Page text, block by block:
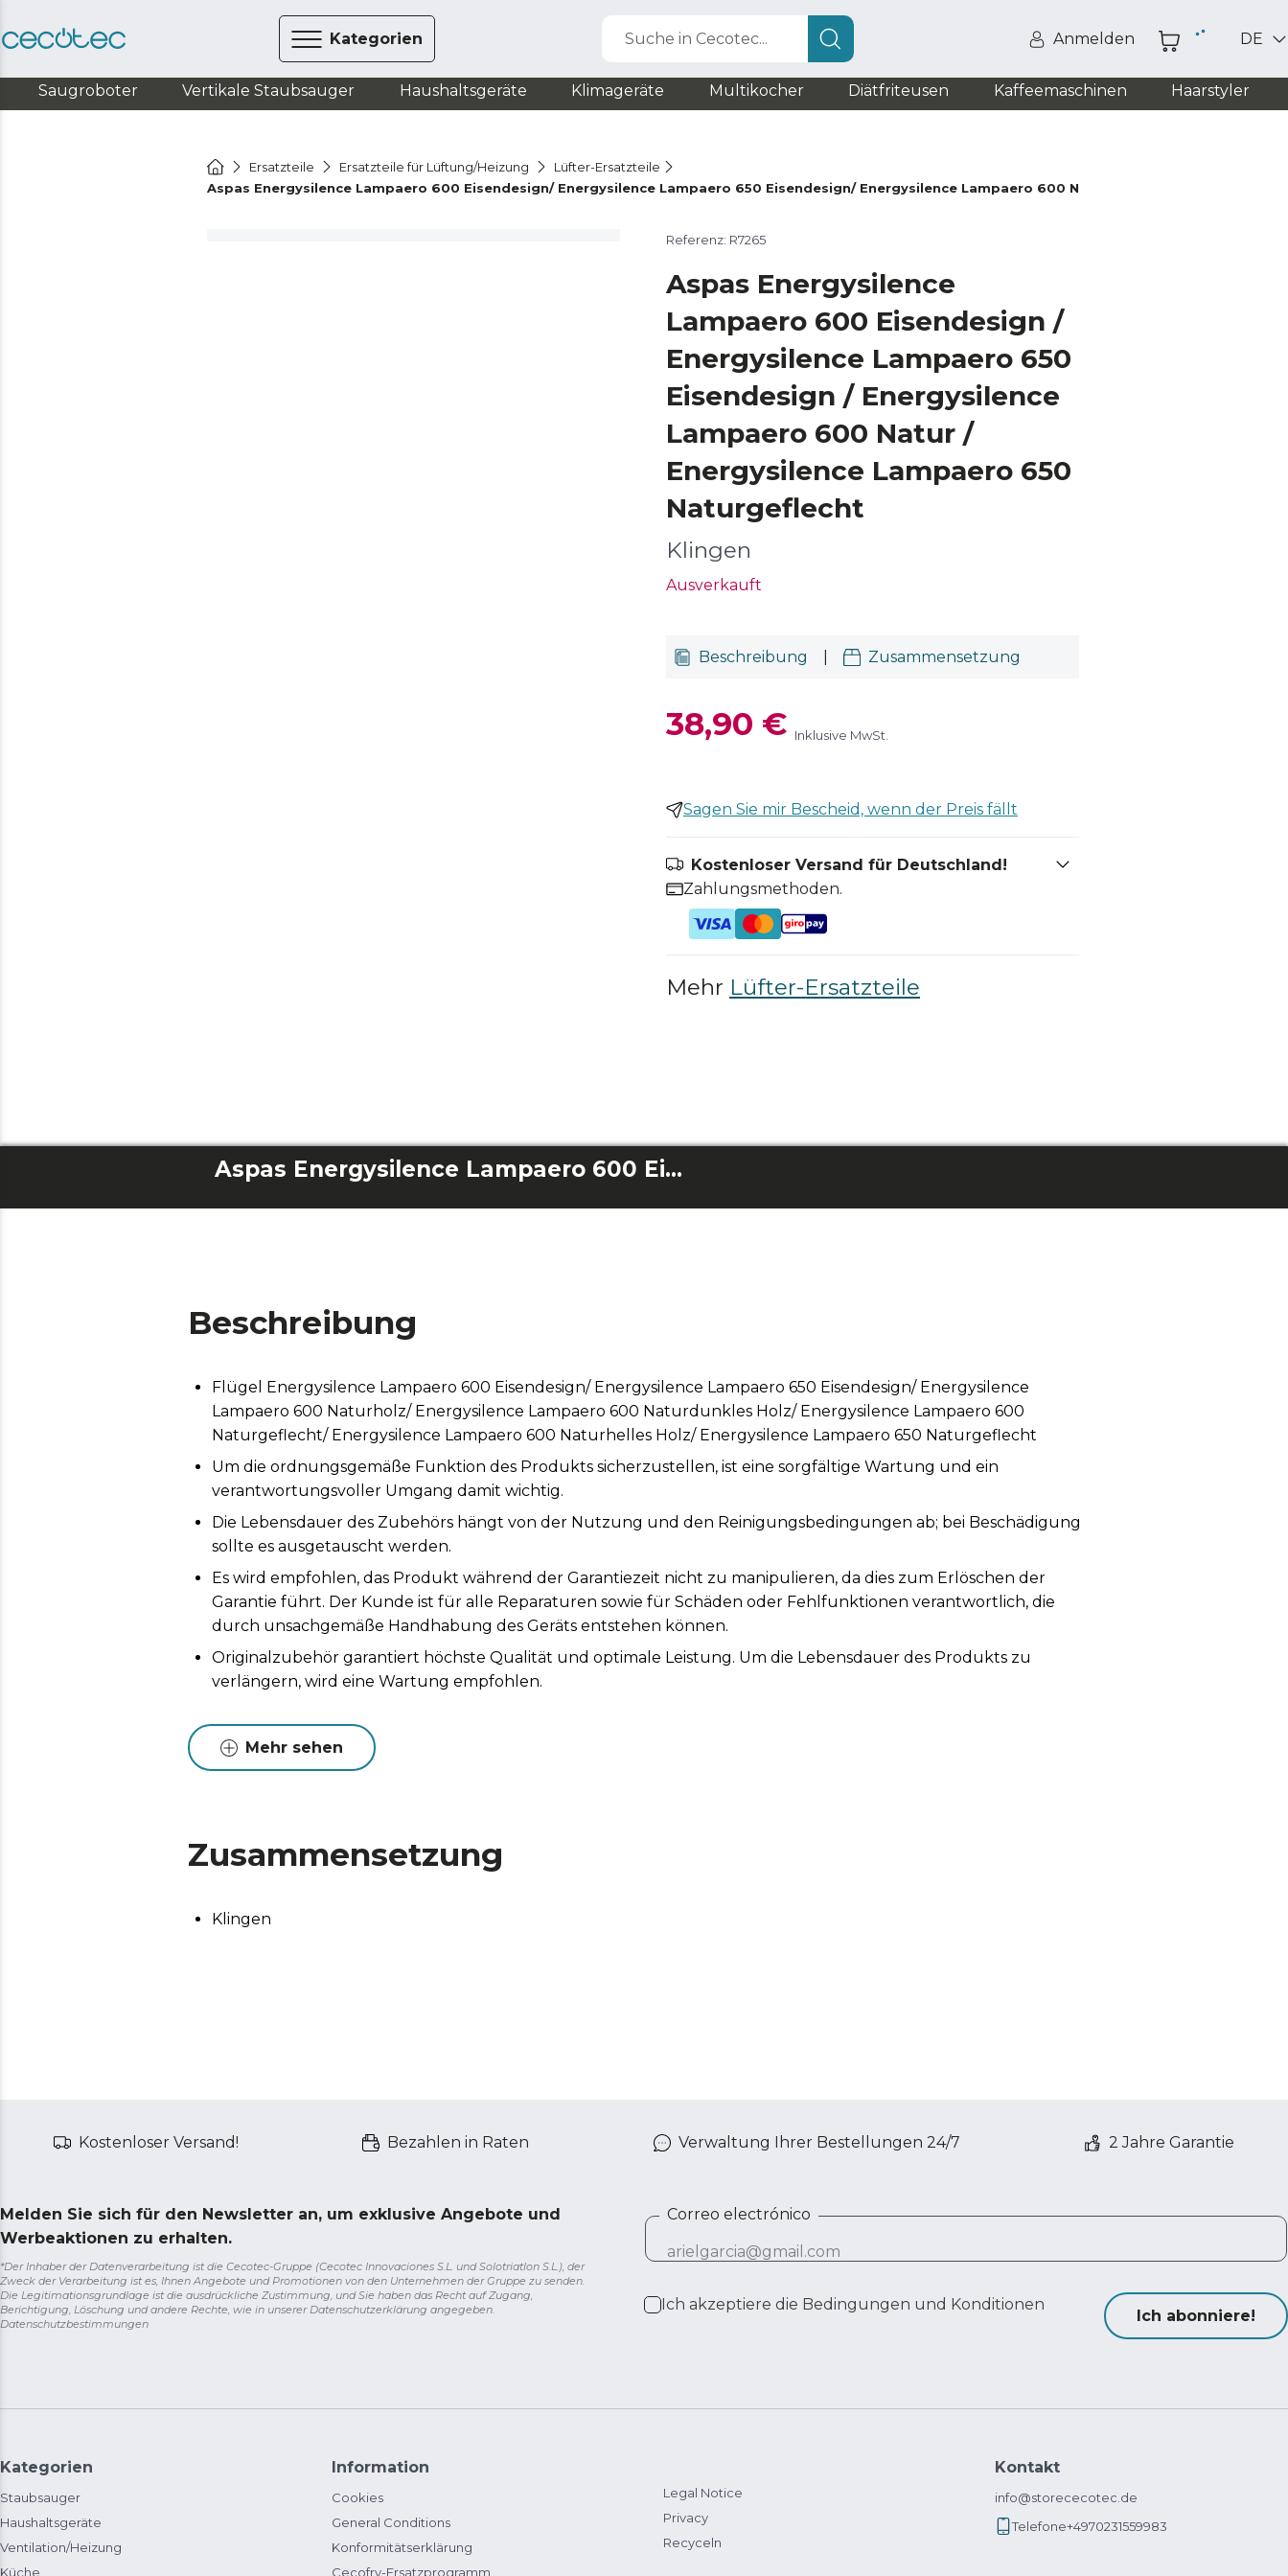
Kategorien Suche in Cecotec... Anmelden DE
Saugroboter Vertikale Staubsauger Haushaltsgeräte Klimageräte Multikocher Diätfriteusen Kaffeemaschinen Haarstyler
Ersatzteile Ersatzteile für Lüftung/Heizung
Lüfter-Ersatzteile
Aspas Energysilence Lampaero 600 Eisendesign/ Energysilence Lampaero 650 Eisendesign/ Energysilence Lampaero 600 Natur/ Energysilence
Referenz: R7265
Aspas Energysilence
Lampaero 600 Eisendesign /
Energysilence Lampaero 650
Eisendesign / Energysilence
Lampaero 600 Natur /
Energysilence Lampaero 650
Naturgeflecht
Klingen
Ausverkauft
Beschreibung Zusammensetzung
38,90 € Inklusive MwSt.
Sagen Sie mir Bescheid, wenn der Preis fällt
Kostenloser Versand für Deutschland!
Zahlungsmethoden.
Mehr Lüfter-Ersatzteile
Aspas Energysilence Lampaero 600 Eisendesign/ Energysilence Lampaero 650 Eisendesign/ Energysilence Lampaero 600 Natur/ Energysilence Lampaero 650 Naturgeflecht
Beschreibung
Flügel Energysilence Lampaero 600 Eisendesign/ Energysilence Lampaero 650 Eisendesign/ Energysilence
Lampaero 600 Naturholz/ Energysilence Lampaero 600 Naturdunkles Holz/ Energysilence Lampaero 600
Naturgeflecht/ Energysilence Lampaero 600 Naturhelles Holz/ Energysilence Lampaero 650 Naturgeflecht
Um die ordnungsgemäße Funktion des Produkts sicherzustellen, ist eine sorgfältige Wartung und ein
verantwortungsvoller Umgang damit wichtig.
Die Lebensdauer des Zubehörs hängt von der Nutzung und den Reinigungsbedingungen ab; bei Beschädigung
sollte es ausgetauscht werden.
Es wird empfohlen, das Produkt während der Garantiezeit nicht zu manipulieren, da dies zum Erlöschen der
Garantie führt. Der Kunde ist für alle Reparaturen sowie für Schäden oder Fehlfunktionen verantwortlich, die
durch unsachgemäße Handhabung des Geräts entstehen können.
Originalzubehör garantiert höchste Qualität und optimale Leistung. Um die Lebensdauer des Produkts zu
verlängern, wird eine Wartung empfohlen.
Mehr sehen
Zusammensetzung
Klingen
Kostenloser Versand! Bezahlen in Raten Verwaltung Ihrer Bestellungen 24/7 2 Jahre Garantie
Melden Sie sich für den Newsletter an, um exklusive Angebote und
Werbeaktionen zu erhalten.
*Der Inhaber der Datenverarbeitung ist die Cecotec-Gruppe (Cecotec Innovaciones S.L. und Solotriatlon S.L.), der
Zweck der Verarbeitung ist es, Ihnen Angebote und Promotionen von den Unternehmen der Gruppe zu senden.
Die Legitimationsgrundlage ist die ausdrückliche Zustimmung, und Sie haben das Recht auf Zugang,
Berichtigung, Löschung und andere Rechte, wie in unserer Datenschutzerklärung angegeben.
Datenschutzbestimmungen
Correo electrónico
Ich akzeptiere die Bedingungen und Konditionen
Ich abonniere!
Kategorien
Staubsauger
Haushaltsgeräte
Ventilation/Heizung
Küche
Information
Cookies
General Conditions
Konformitätserklärung
Cecofry-Ersatzprogramm
Legal Notice
Privacy
Recyceln
Kontakt
info@storececotec.de
Telefone+4970231559983